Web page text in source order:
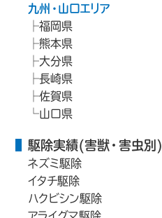
九州・山口エリア
福岡県
熊本県
大分県
長崎県
佐賀県
山口県
駆除実績(害獣・害虫別)
ネズミ駆除
イタチ駆除
ハクビシン駆除
アライグマ駆除